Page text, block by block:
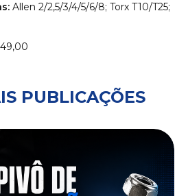
Allen 2/2,5/3/4/5/6/8; Torx T10/T25;
PUBLICAÇÕES